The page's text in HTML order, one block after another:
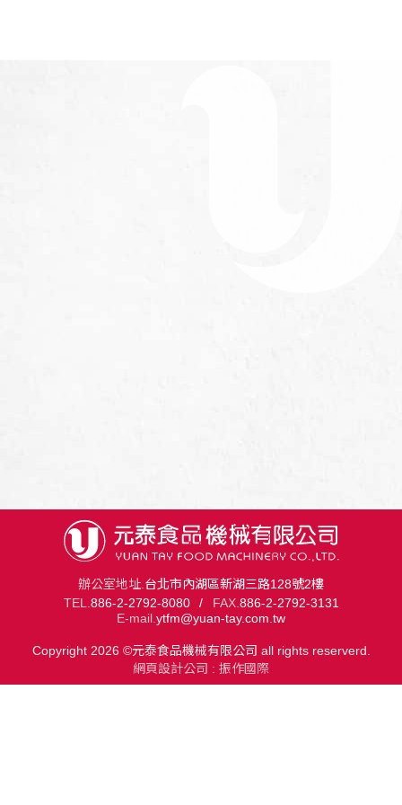
辦公室地址. 台北市內湖區新湖三路128號2樓
TEL. 886-2-2792-8080 / FAX. 886-2-2792-3131
E-mail. ytfm@yuan-tay.com.tw
Copyright 2026 ©元泰食品機械有限公司 all rights reserverd.
網頁設計公司 : 振作國際